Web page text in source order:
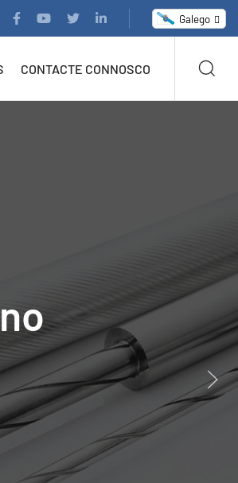
Galego
CONTACTE CONNOSCO